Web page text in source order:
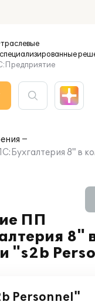
8" в
ПП
8"
"s2b
Personnel"